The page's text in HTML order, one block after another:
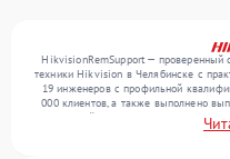
HikvisionRemSupport — проверенный
техники Hikvision в Челябинске с
19 инженеров с профильной
000 клиентов, а также выполнено
сервисный центр поступает свыше
задачи любой сложности и